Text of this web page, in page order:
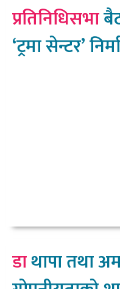
प्रतिनिधिसभा
‘ट्रमा सेन्टर’
डाथापा तथा